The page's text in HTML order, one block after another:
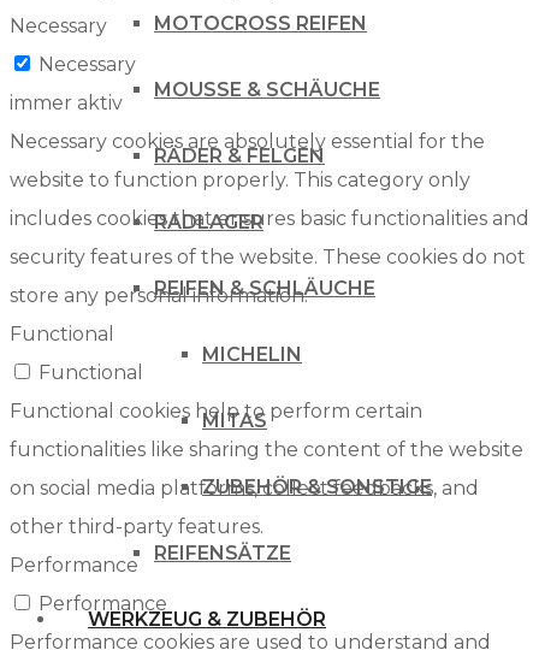
MOTOCROSS REIFEN
MOUSSE & SCHÄUCHE
RÄDER & FELGEN
RADLAGER
REIFEN & SCHLÄUCHE
MICHELIN
MITAS
ZUBEHÖR & SONSTIGE
REIFENSÄTZE
WERKZEUG & ZUBEHÖR
Necessary
Necessary
immer aktiv
Necessary cookies are absolutely essential for the
website to function properly. This category only
includes cookies that ensures basic functionalities and
security features of the website. These cookies do not
store any personal information.
Functional
Functional
Functional cookies help to perform certain
functionalities like sharing the content of the website
on social media platforms, collect feedbacks, and
other third-party features.
Performance
Performance
Performance cookies are used to understand and